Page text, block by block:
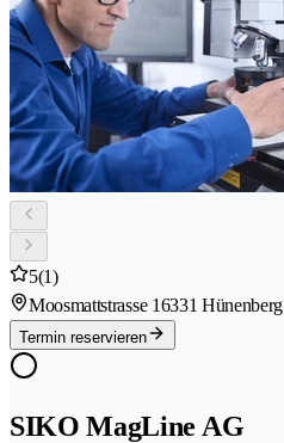
5(1)
Moosmattstrasse 16331 Hünenberg
Termin reservieren
SIKO MagLine AG